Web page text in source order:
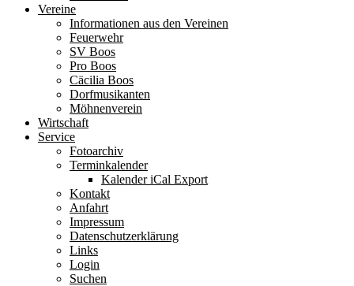
Vereine
Informationen aus den Vereinen
Feuerwehr
SV Boos
Pro Boos
Cäcilia Boos
Dorfmusikanten
Möhnenverein
Wirtschaft
Service
Fotoarchiv
Terminkalender
Kalender iCal Export
Kontakt
Anfahrt
Impressum
Datenschutzerklärung
Links
Login
Suchen